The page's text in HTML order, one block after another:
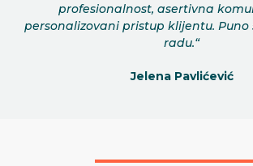
profesionalnost, asertivna
personalizovani pristup klijentu. Puno
radu.“
Jelena Pavlićević